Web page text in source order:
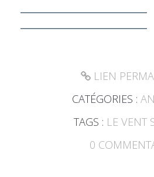
LIEN
CATÉGORIES :
TAGS : LE VENT
0